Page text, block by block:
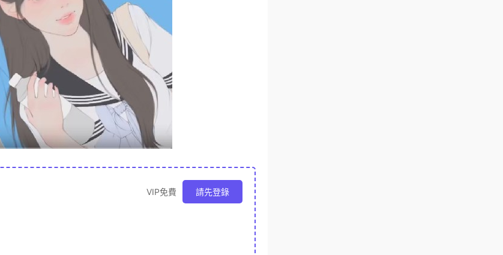
VIP免費 請先登錄